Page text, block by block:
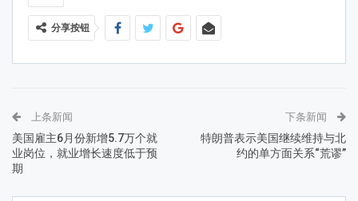
分享按钮
上条新闻
美国雇主6月份新增5.7万个就
业岗位，就业增长速度低于预
期
下条新闻
特朗普表示美国继续维持与北
约的单方面关系“荒谬”